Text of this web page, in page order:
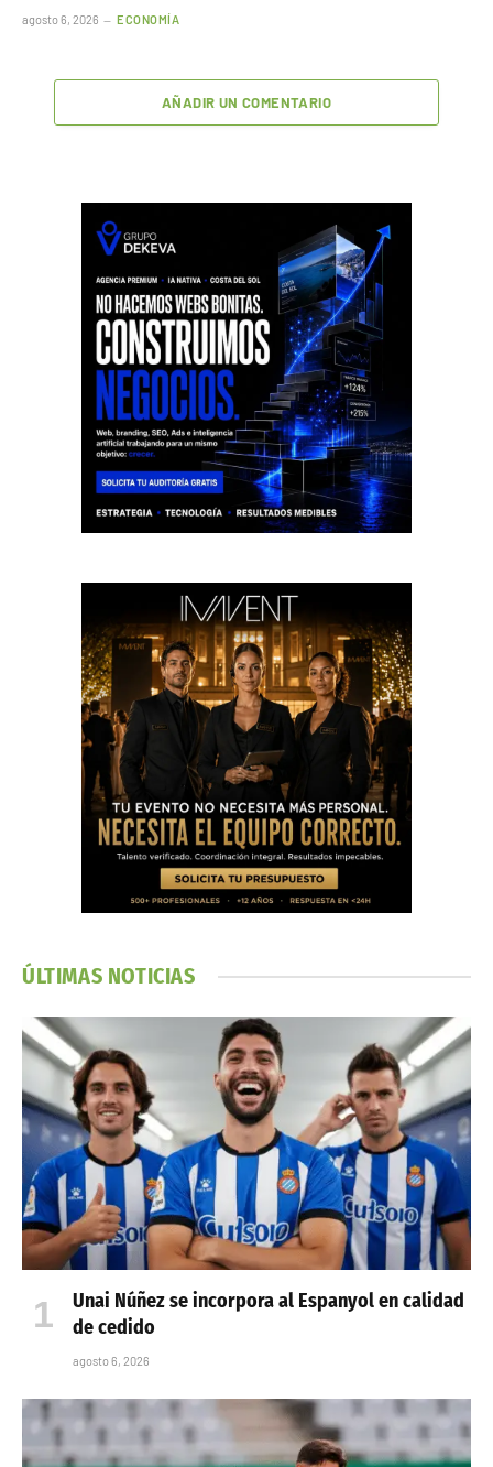
agosto 6, 2026 ECONOMÍA
AÑADIR UN COMENTARIO
ÚLTIMAS NOTICIAS
Unai Núñez se incorpora al Espanyol en calidad
de cedido
agosto 6, 2026